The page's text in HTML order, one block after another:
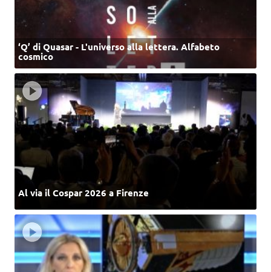
‘Q’ di Quasar - L'universo alla lettera. Alfabeto
cosmico
Al via il Cospar 2026 a Firenze